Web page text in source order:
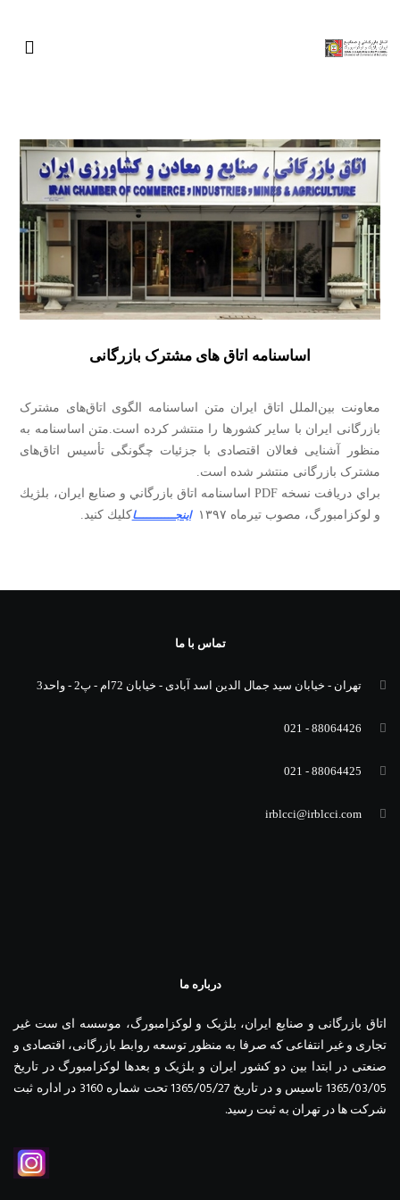
اساسنامه اتاق های مشترک بازرگانی
معاونت بین‌الملل اتاق ایران متن اساسنامه الگوی اتاق‌های مشترک
بازرگانی ایران با سایر کشورها را منتشر کرده است.متن اساسنامه به
منظور آشنایی فعالان اقتصادی با جزئیات چگونگی تأسیس اتاق‌های
مشترک بازرگانی منتشر شده است.
براي دريافت نسخه PDF اساسنامه اتاق بازرگاني و صنايع ايران، بلژيك
و لوكزامبورگ، مصوب تيرماه ١٣٩٧
اينجـــــــــــاكليك كنيد.
تماس با ما
تهران - خیابان سید جمال الدین اسد آبادی - خیابان 72ام - پ2 - واحد3
88064426 - 021
88064425 - 021
irblcci@irblcci.com
درباره ما
اتاق بازرگانی و صنایع ایران، بلژیک و لوکزامبورگ، موسسه ای ست غیر
تجاری و غیر انتفاعی که صرفا به منظور توسعه روابط بازرگانی، اقتصادی و
صنعتی در ابتدا بین دو کشور ایران و بلژیک و بعدها لوکزامبورگ در تاریخ
1365/03/05 تاسیس و در تاریخ 1365/05/27 تحت شماره 3160 در اداره ثبت
شرکت ها در تهران به ثبت رسید.